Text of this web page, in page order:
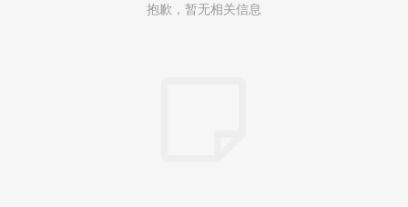
抱歉，暂无相关信息